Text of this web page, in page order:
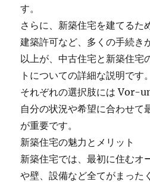
す。
さらに、新築住宅を建てるた
建築許可など、多くの手続き
以上が、中古住宅と新築住宅
トについての詳細な説明です。
それぞれの選択肢には Vor-
自分の状況や希望に合わせて
が重要です。
新築住宅の魅力とメリット
新築住宅では、最初に住むオ
や壁、設備など全てがまった